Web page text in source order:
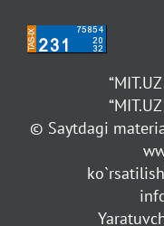
© Saytdagi